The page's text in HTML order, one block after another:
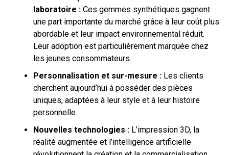
laboratoire : Ces gemmes synthétiques gagnent
une part importante du marché grâce à leur coût plus
abordable et leur impact environnemental réduit.
Leur adoption est particulièrement marquée chez
les jeunes consommateurs.
Personnalisation et sur-mesure : Les clients
cherchent aujourd’hui à posséder des pièces
uniques, adaptées à leur style et à leur histoire
personnelle.
Nouvelles technologies : L’impression 3D, la
réalité augmentée et l’intelligence artificielle